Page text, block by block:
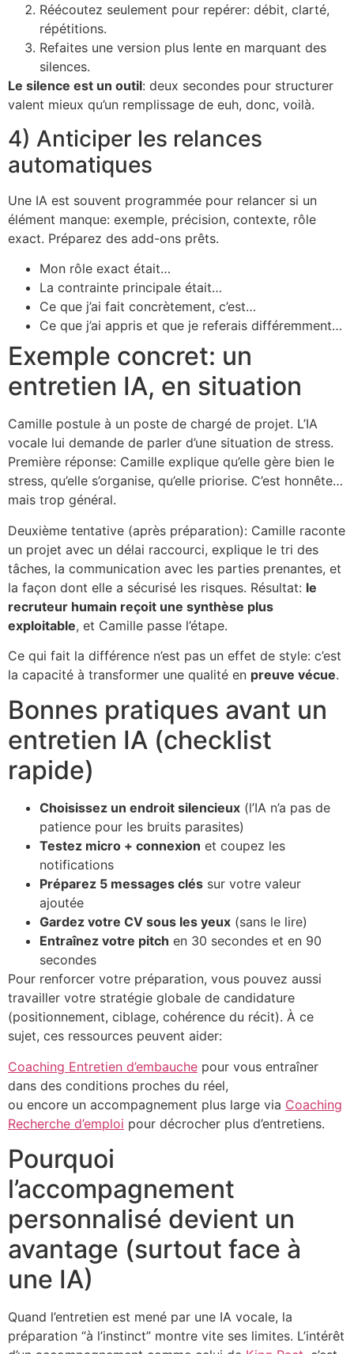
Réécoutez seulement pour repérer: débit, clarté,
répétitions.
Refaites une version plus lente en marquant des
silences.
Le silence est un outil: deux secondes pour structurer
valent mieux qu’un remplissage de euh, donc, voilà.
4) Anticiper les relances
automatiques
Une IA est souvent programmée pour relancer si un
élément manque: exemple, précision, contexte, rôle
exact. Préparez des add-ons prêts.
Mon rôle exact était…
La contrainte principale était…
Ce que j’ai fait concrètement, c’est…
Ce que j’ai appris et que je referais différemment…
Exemple concret: un
entretien IA, en situation
Camille postule à un poste de chargé de projet. L’IA
vocale lui demande de parler d’une situation de stress.
Première réponse: Camille explique qu’elle gère bien le
stress, qu’elle s’organise, qu’elle priorise. C’est honnête…
mais trop général.
Deuxième tentative (après préparation): Camille raconte
un projet avec un délai raccourci, explique le tri des
tâches, la communication avec les parties prenantes, et
la façon dont elle a sécurisé les risques. Résultat: le
recruteur humain reçoit une synthèse plus
exploitable, et Camille passe l’étape.
Ce qui fait la différence n’est pas un effet de style: c’est
la capacité à transformer une qualité en preuve vécue.
Bonnes pratiques avant un
entretien IA (checklist
rapide)
Choisissez un endroit silencieux (l’IA n’a pas de
patience pour les bruits parasites)
Testez micro + connexion et coupez les
notifications
Préparez 5 messages clés sur votre valeur
ajoutée
Gardez votre CV sous les yeux (sans le lire)
Entraînez votre pitch en 30 secondes et en 90
secondes
Pour renforcer votre préparation, vous pouvez aussi
travailler votre stratégie globale de candidature
(positionnement, ciblage, cohérence du récit). À ce
sujet, ces ressources peuvent aider:
Coaching Entretien d’embauche pour vous entraîner
dans des conditions proches du réel,
ou encore un accompagnement plus large via Coaching
Recherche d’emploi pour décrocher plus d’entretiens.
Pourquoi
l’accompagnement
personnalisé devient un
avantage (surtout face à
une IA)
Quand l’entretien est mené par une IA vocale, la
préparation “à l’instinct” montre vite ses limites. L’intérêt